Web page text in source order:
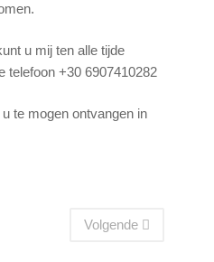
u mij ten alle tijde
telefoon +30 6907410282
te mogen ontvangen in
Volgende